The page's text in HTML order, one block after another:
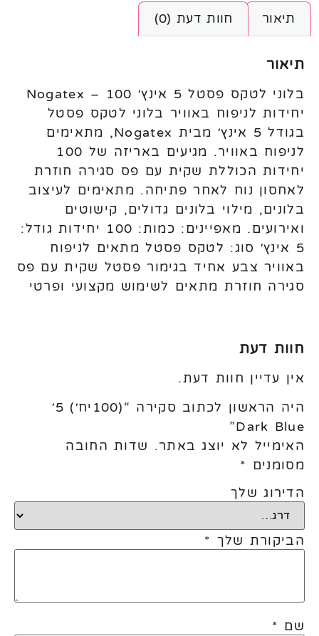
תיאור חוות דעת (0)
תיאור
בלוני לטקס פסטל 5 אינץ׳ Nogatex – 100
יחידות לניפוח באוויר בלוני לטקס פסטל
בגודל 5 אינץ׳ מבית Nogatex, מתאימים
לניפוח באוויר. מגיעים באריזה של 100
יחידות הכוללת שקית עם פס סגירה חוזרת
לאחסון נוח לאחר פתיחה. מתאימים לעיצוב
בלונים, מילוי בלונים גדולים, קישוטים
ואירועים. מאפיינים: כמות: 100 יחידות גודל:
5 אינץ׳ סוג: לטקס פסטל מתאים לניפוח
באוויר צבע אחיד בגימור פסטל שקית עם פס
סגירה חוזרת מתאים לשימוש מקצועי ופרטי
חוות דעת
אין עדיין חוות דעת.
היה הראשון לכתוב סקירה “(100יח׳) 5׳
Dark Blue”
האימייל לא יוצג באתר. שדות החובה
מסומנים *
הדירוג שלך
הביקורת שלך *
שם *